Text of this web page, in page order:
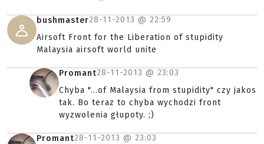
bushmaster28-11-2013 @ 22:59
Airsoft Front for the Liberation of stupidity
Malaysia airsoft world unite
Promant28-11-2013 @ 23:03
Chyba "...of Malaysia from stupidity" czy jakos
tak. Bo teraz to chyba wychodzi front
wyzwolenia głupoty. ;)
Promant28-11-2013 @ 23:03